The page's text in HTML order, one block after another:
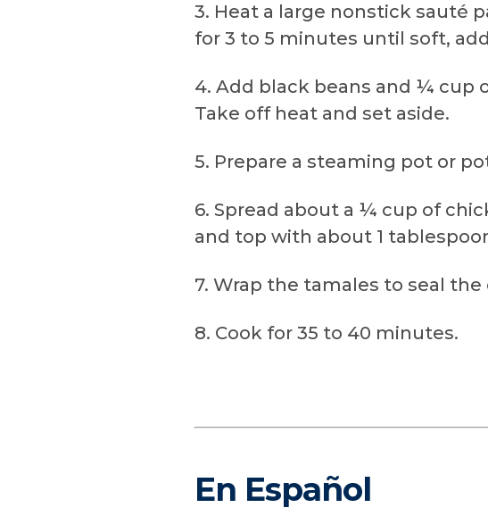
3. Heat a large nonstick sauté
for 3 to 5 minutes until soft,
4. Add black beans and ¼ cup
Take off heat and set aside.
5. Prepare a steaming pot or
6. Spread about a ¼ cup of
and top with about 1
7. Wrap the tamales to seal
8. Cook for 35 to 40 minutes.
En Español